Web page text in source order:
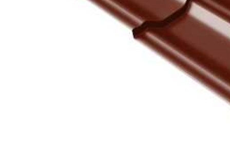
Катепал
Икопал
Tegola